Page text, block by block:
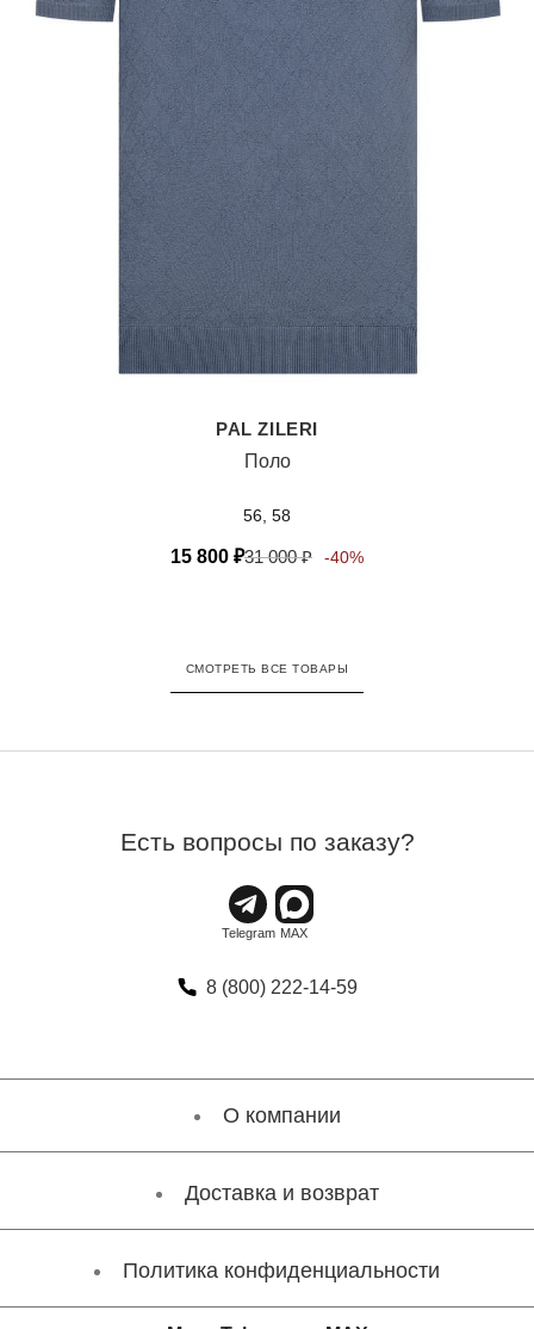
PAL ZILERI
Поло
56, 58
15 800 ₽31 000₽ -40%
СМОТРЕТЬ ВСЕ ТОВАРЫ
Есть вопросы по заказу?
8 (800) 222-14-59
О компании
Доставка и возврат
Политика конфиденциальности